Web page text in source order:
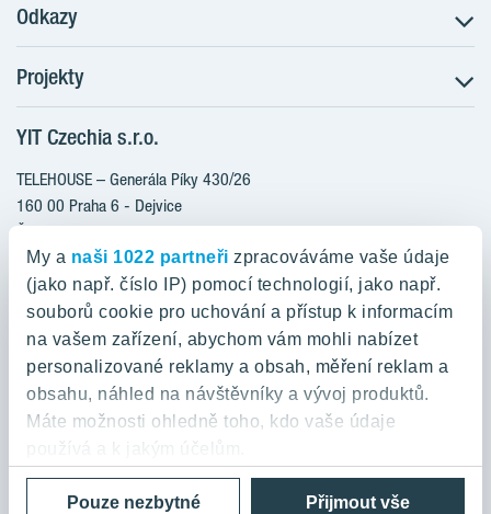
My a naši 1022 partneři zpracováváme vaše údaje
(jako např. číslo IP) pomocí technologií, jako např.
souborů cookie pro uchování a přístup k informacím
na vašem zařízení, abychom vám mohli nabízet
personalizované reklamy a obsah, měření reklam a
obsahu, náhled na návštěvníky a vývoj produktů.
Máte možnosti ohledně toho, kdo vaše údaje
Pokud to povolíte, rádi bychom také:Přijmout vše
Pouze nezbytné
Odkazy
Postup koupě
Klientské změny
Aktuality
Blog
Kariéra
O nás
YIT PLUS
Projekty
RANTA Barrandov III
RANTA Barrandov IV
TOIVO Roztyly II
KALEVALA
VIRTA Kladno
KATTILA Kamýk
ROSALA
YIT Czechia s.r.o.
TELEHOUSE – Generála Píky 430/26
160 00 Praha 6 - Dejvice
Česká republika
800 200 666
domov@yit.cz
Telefon na centrální recepci:
+420 224 318 261
Zásady ochrany osobních údajů a Podmínky použití
Cookies